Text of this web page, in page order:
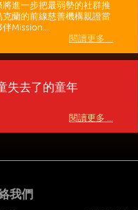
將進一步把最弱勢的社群推
克蘭的前線慈善機構親證當
伴Mission...
閱讀更多 ...
失去了的童年
閱讀更多 ...
我們